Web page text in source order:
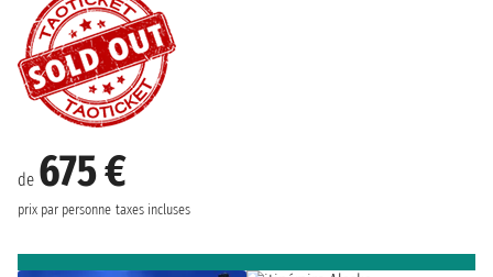
de 675 €
prix par personne taxes incluses